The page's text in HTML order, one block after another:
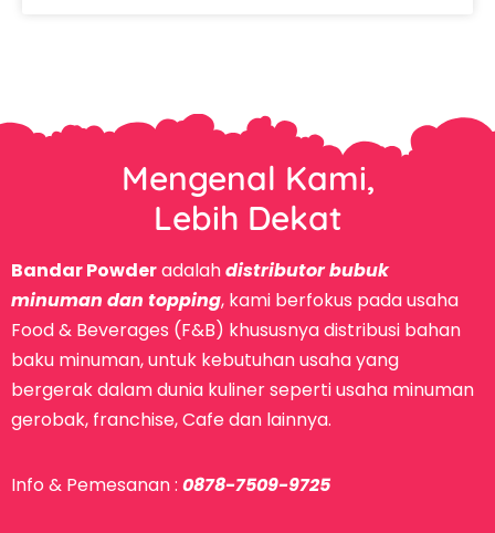
Mengenal Kami,
Lebih Dekat
Bandar Powderadalahdistributor bubuk
minuman dan topping, kami berfokus pada usaha
Food & Beverages (F&B) khususnya distribusi bahan
baku minuman, untuk kebutuhan usaha yang
bergerak dalam dunia kuliner seperti usaha minuman
gerobak, franchise, Cafe dan lainnya.
Info & Pemesanan : 0878-7509-9725